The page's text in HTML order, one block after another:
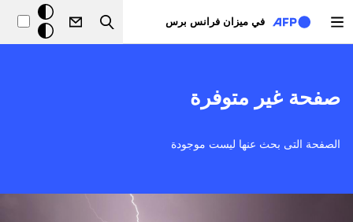
في ميزان فرانس برس
Search
خلفيّة
داكنة
صفحة غير متوفرة
الصفحة التى بحث عنها ليست موجودة